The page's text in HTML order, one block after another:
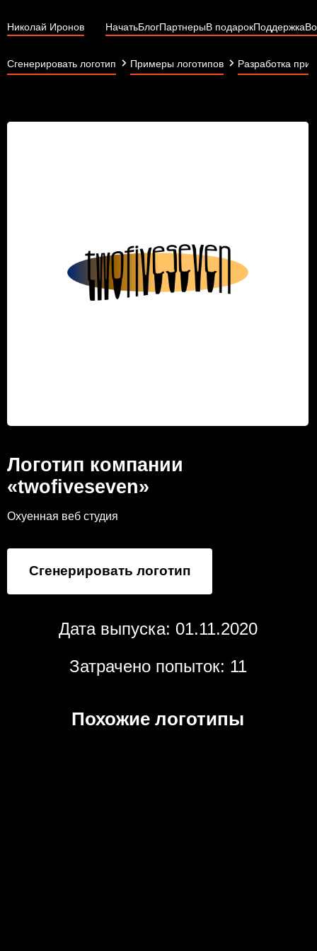
Николай Иронов НачатьБлогПартнерыВ подарокПоддержка
Сгенерировать логотип Примеры логотипов Разработка
Логотип компании
«twofiveseven»
Охуенная веб студия
Сгенерировать логотип
Дата выпуска: 01.11.2020
Затрачено попыток: 11
Похожие логотипы